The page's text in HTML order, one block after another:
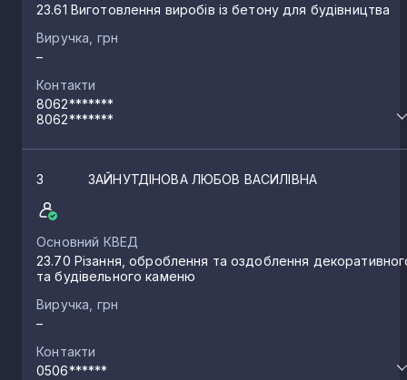
23.61 Виготовлення виробів із бетону для будівництва
Виручка, грн
–
Контакти
8062*******
8062*******
3 ЗАЙНУТДІНОВА ЛЮБОВ ВАСИЛІВНА
Основний КВЕД
23.70 Різання, оброблення та оздоблення
та будівельного каменю
Виручка, грн
–
Контакти
0506******